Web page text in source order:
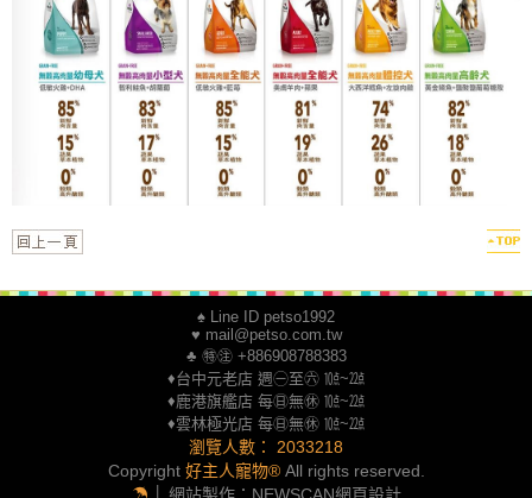
♠ Line ID petso1992
♥ mail@petso.com.tw
♣ ㊕㊟ +886908788383
♦台中元老店 週㊀至㊅ ㍢~㍮
♦鹿港旗艦店 每㊐無㊡ ㍢~㍮
♦雲林極光店 每㊐無㊡ ㍢~㍮
瀏覽人數： 2033218
Copyright好主人寵物® All rights reserved.
☂
│ 網站製作： NEWSCAN網頁設計